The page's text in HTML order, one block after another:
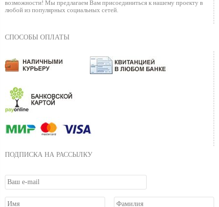
возможности! Мы предлагаем Вам присоединиться к нашему проекту в
любой из популярных социальных сетей.
СПОСОБЫ ОПЛАТЫ
ПОДПИСКА НА РАССЫЛКУ